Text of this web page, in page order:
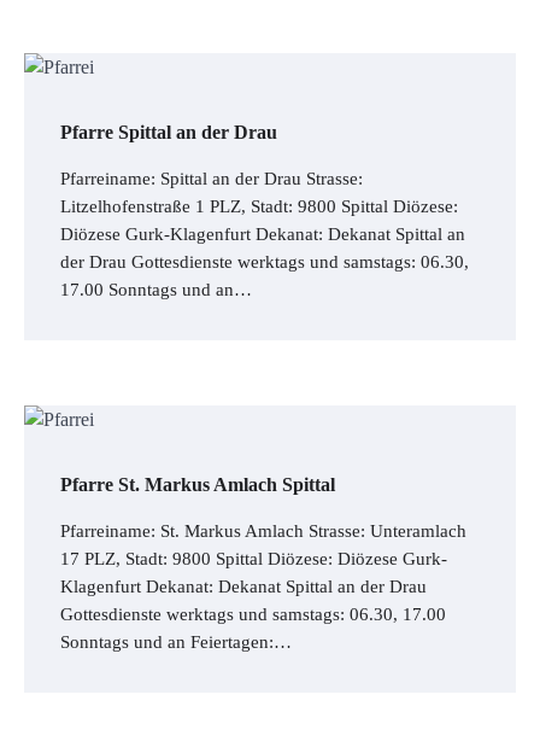
Pfarre Spittal an der Drau
Pfarreiname: Spittal an der Drau Strasse:
Litzelhofenstraße 1 PLZ, Stadt: 9800 Spittal Diözese:
Diözese Gurk-Klagenfurt Dekanat: Dekanat Spittal an
der Drau Gottesdienste werktags und samstags: 06.30,
17.00 Sonntags und an…
Pfarre St. Markus Amlach Spittal
Pfarreiname: St. Markus Amlach Strasse: Unteramlach
17 PLZ, Stadt: 9800 Spittal Diözese: Diözese Gurk-
Klagenfurt Dekanat: Dekanat Spittal an der Drau
Gottesdienste werktags und samstags: 06.30, 17.00
Sonntags und an Feiertagen:…